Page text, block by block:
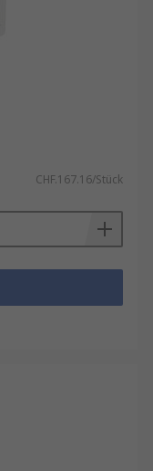
CHF.167.16/Stück